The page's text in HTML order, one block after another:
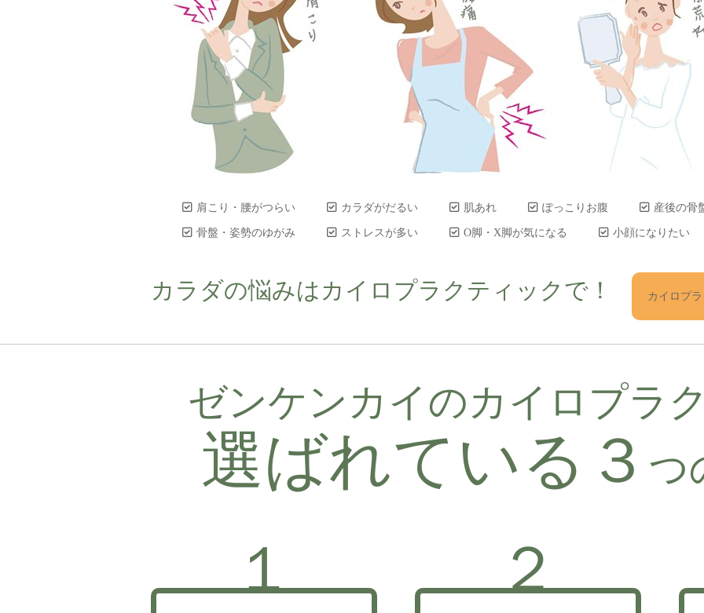
肩こり・腰がつらい カラダがだるい 肌あれ ぽっこりお腹
産後の骨
骨盤・姿勢のゆがみ
ストレスが多い O脚・X脚が気になる 小顔になりたい
カラダの悩みはカイロプラクティックで！ カイロプ
ゼンケンカイのカイロプラ
選ばれている３ つ
１ ２